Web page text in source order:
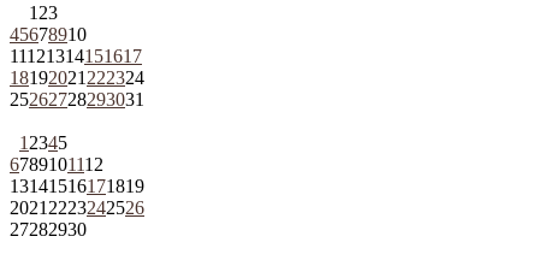
1 23
45678910
11121314151617
18192021 222324
25262728293031
1 2345
6789101112
13141516171819
2021 2223242526
27282930